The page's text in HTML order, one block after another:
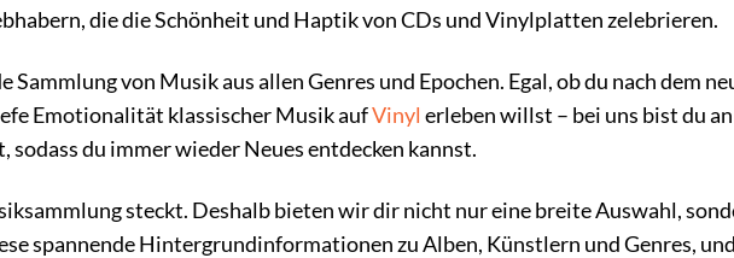
die die Schönheit und Haptik von CDs und Vinylplatten zelebrieren.
von Musik aus allen Genres und Epochen. Egal, ob du nach dem
Emotionalität klassischer Musik aufVinyl erleben willst – bei uns bist du
du immer wieder Neues entdecken kannst.
steckt. Deshalb bieten wir dir nicht nur eine breite Auswahl,
spannende Hintergrundinformationen zu Alben, Künstlern und Genres,